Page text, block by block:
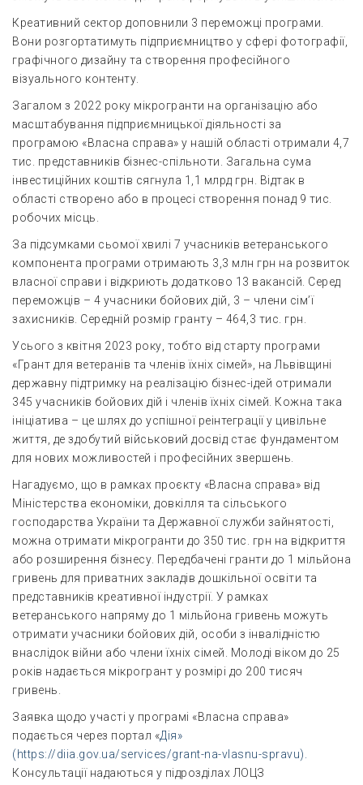
Креативний сектор доповнили 3 переможці програми.
Вони розгортатимуть підприємництво у сфері фотографії,
графічного дизайну та створення професійного
візуального контенту.
Загалом з 2022 року мікрогранти на організацію або
масштабування підприємницької діяльності за
програмою «Власна справа» у нашій області отримали 4,7
тис. представників бізнес-спільноти. Загальна сума
інвестиційних коштів сягнула 1,1 млрд грн. Відтак в
області створено або в процесі створення понад 9 тис.
робочих місць.
За підсумками сьомої хвилі 7 учасників ветеранського
компонента програми отримають 3,3 млн грн на розвиток
власної справи і відкриють додатково 13 вакансій. Серед
переможців – 4 учасники бойових дій, 3 – члени сім’ї
захисників. Середній розмір гранту – 464,3 тис. грн.
Усього з квітня 2023 року, тобто від старту програми
«Грант для ветеранів та членів їхніх сімей», на Львівщині
державну підтримку на реалізацію бізнес-ідей отримали
345 учасників бойових дій і членів їхніх сімей. Кожна така
ініціатива – це шлях до успішної реінтеграції у цивільне
життя, де здобутий військовий досвід стає фундаментом
для нових можливостей і професійних звершень.
Нагадуємо, що в рамках проєкту «Власна справа» від
Міністерства економіки, довкілля та сільського
господарства України та Державної служби зайнятості,
можна отримати мікрогранти до 350 тис. грн на відкриття
або розширення бізнесу. Передбачені гранти до 1 мільйона
гривень для приватних закладів дошкільної освіти та
представників креативної індустрії. У рамках
ветеранського напряму до 1 мільйона гривень можуть
отримати учасники бойових дій, особи з інвалідністю
внаслідок війни або члени їхніх сімей. Молоді віком до 25
років надається мікрогрант у розмірі до 200 тисяч
гривень.
Заявка щодо участі у програмі «Власна справа»
подається через портал «Дія»
(https://diia.gov.ua/services/grant-na-vlasnu-spravu).
Консультації надаються у підрозділах ЛОЦЗ